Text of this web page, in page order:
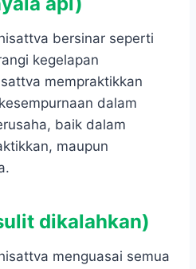
bersinar seperti
kegelapan
mempraktikkan
dalam
baik dalam
maupun
dikalahkan)
menguasai semua